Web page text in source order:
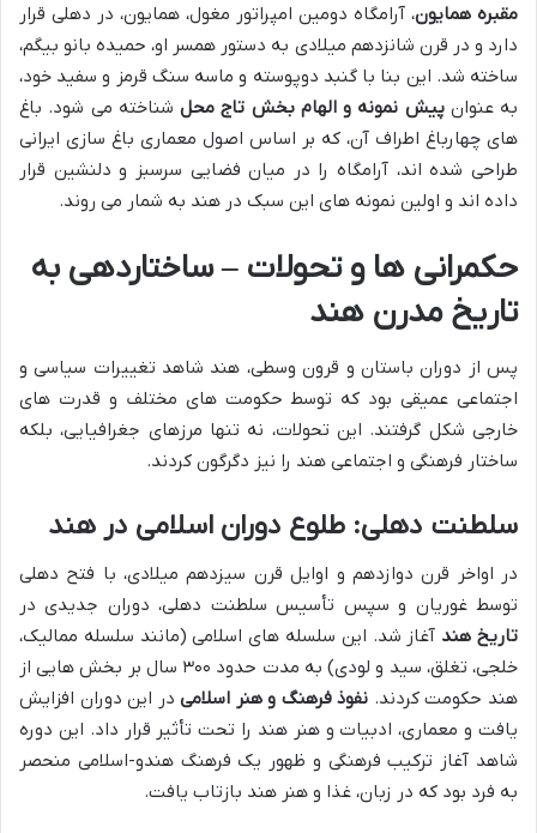
مقبره همایون، آرامگاه دومین امپراتور مغول، همایون، در دهلی قرار
دارد و در قرن شانزدهم میلادی به دستور همسر او، حمیده بانو بیگم،
ساخته شد. این بنا با گنبد دوپوسته و ماسه سنگ قرمز و سفید خود،
به عنوانپیش نمونه و الهام بخش تاج محل شناخته می شود. باغ
های چهارباغ اطراف آن، که بر اساس اصول معماری باغ سازی ایرانی
طراحی شده اند، آرامگاه را در میان فضایی سرسبز و دلنشین قرار
داده اند و اولین نمونه های این سبک در هند به شمار می روند.
حکمرانی ها و تحولات – ساختاردهی به
تاریخ مدرن هند
پس از دوران باستان و قرون وسطی، هند شاهد تغییرات سیاسی و
اجتماعی عمیقی بود که توسط حکومت های مختلف و قدرت های
خارجی شکل گرفتند. این تحولات، نه تنها مرزهای جغرافیایی، بلکه
ساختار فرهنگی و اجتماعی هند را نیز دگرگون کردند.
سلطنت دهلی: طلوع دوران اسلامی در هند
در اواخر قرن دوازدهم و اوایل قرن سیزدهم میلادی، با فتح دهلی
توسط غوریان و سپس تأسیس سلطنت دهلی، دوران جدیدی در
تاریخ هندآغاز شد. این سلسله های اسلامی (مانند سلسله ممالیک،
خلجی، تغلق، سید و لودی) به مدت حدود ۳۰۰ سال بر بخش هایی از
هند حکومت کردند. نفوذ فرهنگ و هنر اسلامیدر این دوران افزایش
یافت و معماری، ادبیات و هنر هند را تحت تأثیر قرار داد. این دوره
شاهد آغاز ترکیب فرهنگی و ظهور یک فرهنگ هندو-اسلامی منحصر
به فرد بود که در زبان، غذا و هنر هند بازتاب یافت.